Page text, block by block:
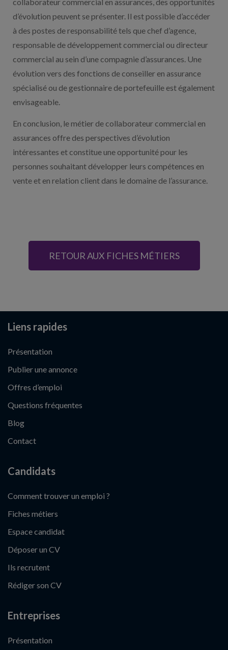
d’évolution peuvent se présenter. Il est possible d’accéder
à des postes de responsabilité tels que chef d’agence,
responsable de développement commercial ou directeur
commercial au sein d’une compagnie d’assurances. Une
évolution vers des fonctions de conseiller en assurance
spécialisé ou de gestionnaire de portefeuille est également
envisageable.
En conclusion, le métier de collaborateur commercial en
assurances offre des perspectives d’évolution
intéressantes et constitue une opportunité pour les
personnes souhaitant développer leurs compétences en
vente et en relation client dans le domaine de l’assurance.
RETOUR AUX FICHES MÉTIERS
Liens rapides
Présentation
Publier une annonce
Offres d’emploi
Questions fréquentes
Blog
Contact
Candidats
Comment trouver un emploi ?
Fiches métiers
Espace candidat
Déposer un CV
Ils recrutent
Rédiger son CV
Entreprises
Présentation